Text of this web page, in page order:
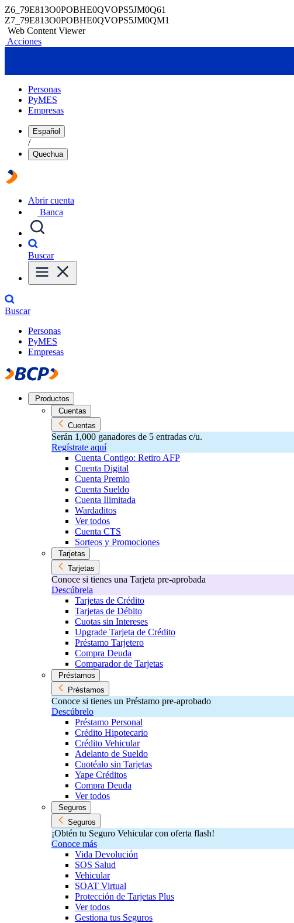
Z6_79E813O0POBHE0QVOPS5JM0Q61
Z7_79E813O0POBHE0QVOPS5JM0QM1
Web Content Viewer
Acciones
Personas
PyMES
Empresas
Español
/
Quechua
Abrir cuenta
Banca
Buscar
Buscar
Personas
PyMES
Empresas
Productos
Cuentas
Cuentas
Serán 1,000 ganadores de 5 entradas c/u.
Regístrate aquí
Cuenta Contigo: Retiro AFP
Cuenta Digital
Cuenta Premio
Cuenta Sueldo
Cuenta Ilimitada
Wardaditos
Ver todos
Cuenta CTS
Sorteos y Promociones
Tarjetas
Tarjetas
Conoce si tienes una Tarjeta pre-aprobada
Descúbrela
Tarjetas de Crédito
Tarjetas de Débito
Cuotas sin Intereses
Upgrade Tarjeta de Crédito
Préstamo Tarjetero
Compra Deuda
Comparador de Tarjetas
Préstamos
Préstamos
Conoce si tienes un Préstamo pre-aprobado
Descúbrelo
Préstamo Personal
Crédito Hipotecario
Crédito Vehicular
Adelanto de Sueldo
Cuotéalo sin Tarjetas
Yape Créditos
Compra Deuda
Ver todos
Seguros
Seguros
¡Obtén tu Seguro Vehicular con oferta flash!
Conoce más
Vida Devolución
SOS Salud
Vehicular
SOAT Virtual
Protección de Tarjetas Plus
Ver todos
Gestiona tus Seguros